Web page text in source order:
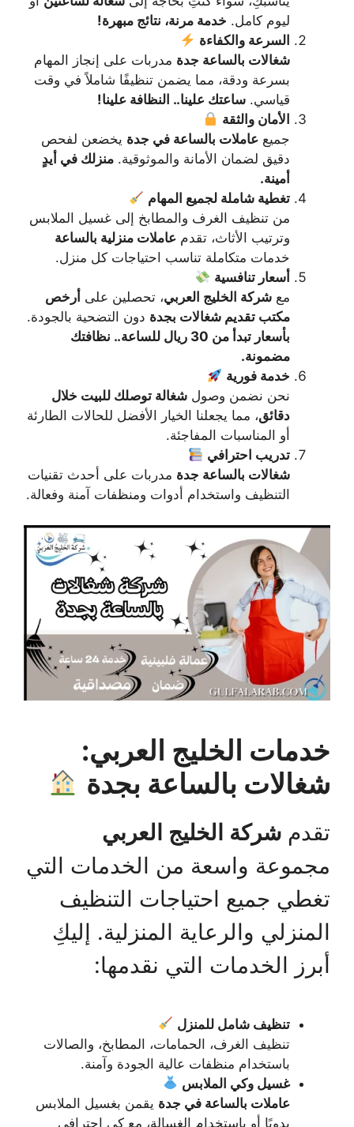
ليوم كامل. خدمة مرنة، نتائج مبهرة!
السرعة والكفاءة
شغالات بالساعة جدة مدربات على إنجاز المهام
بسرعة ودقة، مما يضمن تنظيفًا شاملاً في وقت
قياسي. ساعتك علينا.. النظافة علينا!
الأمان والثقة
جميع عاملات بالساعة في جدة يخضعن لفحص
دقيق لضمان الأمانة والموثوقية. منزلك في أيدٍ
أمينة.
تغطية شاملة لجميع المهام
من تنظيف الغرف والمطابخ إلى غسيل الملابس
وترتيب الأثاث، تقدم عاملات منزلية بالساعة
خدمات متكاملة تناسب احتياجات كل منزل.
أسعار تنافسية
مع شركة الخليج العربي، تحصلين على أرخص
مكتب تقديم شغالات بجدة دون التضحية بالجودة.
بأسعار تبدأ من 30 ريال للساعة.. نظافتك
مضمونة.
خدمة فورية
نحن نضمن وصول شغالة توصلك للبيت خلال
دقائق، مما يجعلنا الخيار الأفضل للحالات الطارئة
أو المناسبات المفاجئة.
تدريب احترافي
شغالات بالساعة جدة مدربات على أحدث تقنيات
التنظيف واستخدام أدوات ومنظفات آمنة وفعالة.
خدمات الخليج العربي:
شغالات بالساعة بجدة
تقدم شركة الخليج العربي
مجموعة واسعة من الخدمات التي
تغطي جميع احتياجات التنظيف
المنزلي والرعاية المنزلية. إليكِ
أبرز الخدمات التي نقدمها:
تنظيف شامل للمنزل
تنظيف الغرف، الحمامات، المطابخ، والصالات
باستخدام منظفات عالية الجودة وآمنة.
غسيل وكي الملابس
عاملات بالساعة في جدة يقمن بغسيل الملابس
يدويًا أو باستخدام الغسالة، مع كي احترافي